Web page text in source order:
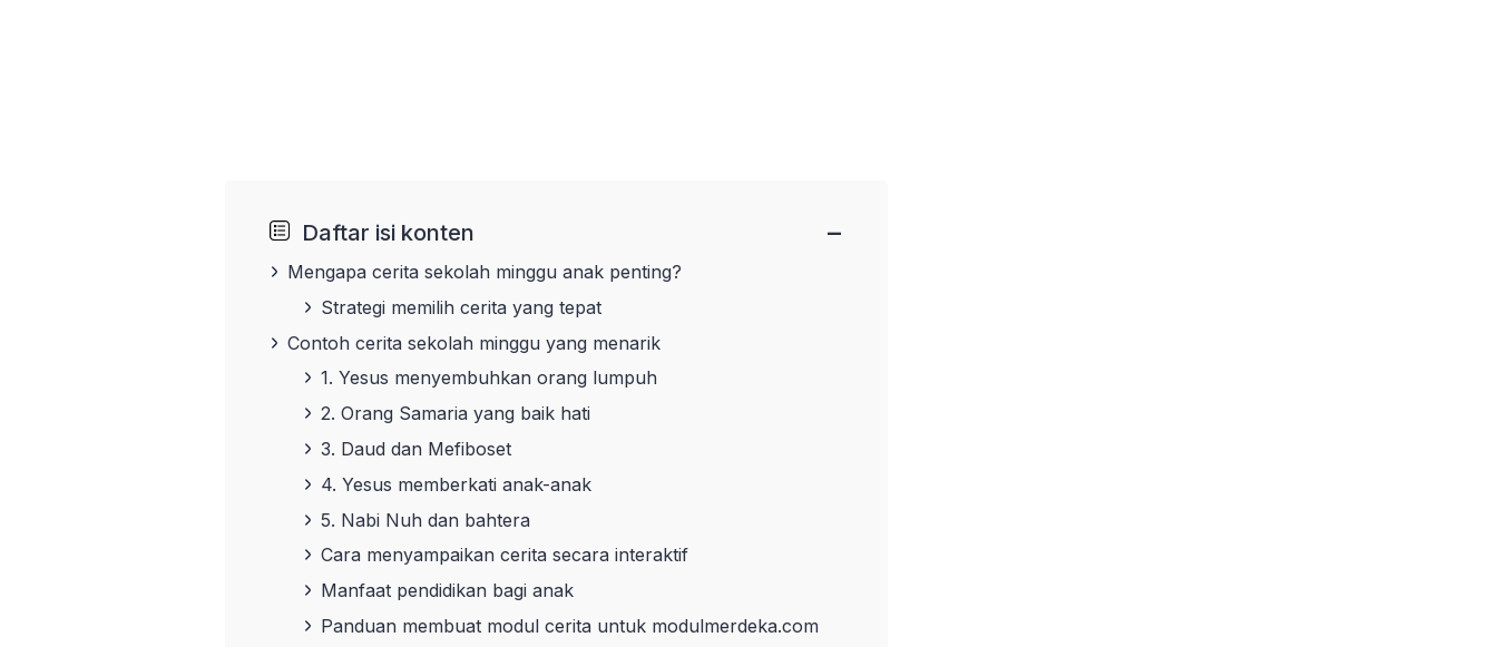
Daftar isi konten −
Mengapa cerita sekolah minggu anak penting?
Strategi memilih cerita yang tepat
Contoh cerita sekolah minggu yang menarik
1. Yesus menyembuhkan orang lumpuh
2. Orang Samaria yang baik hati
3. Daud dan Mefiboset
4. Yesus memberkati anak-anak
5. Nabi Nuh dan bahtera
Cara menyampaikan cerita secara interaktif
Manfaat pendidikan bagi anak
Panduan membuat modul cerita untuk modulmerdeka.com